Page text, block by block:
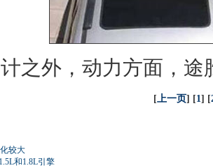
外，动力方面， 途
[上一页] [1] [
较大
和1.8L引擎